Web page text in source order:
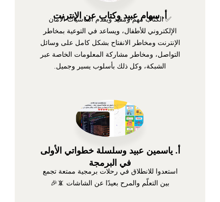
أ. سهام عبيد وكتاب عن الإنترنت
✅ الكتاب مهم ومفيد ويقدم أساسيات الأمان
الإلكتروني للأطفال، ويساعد في التوعية بمخاطر
الإنترنت ومخاطر الانفتاح بشكل كامل على وسائل
التواصل، ومخاطر مشاركة المعلومات الخاصة عبر
الشبكة، وكل ذلك بأسلوب يسير وجميل.
أ. ياسمين عبيد وسلسلة خطواتي الأولى
في البرمجة
استعدوا للانطلاق في رحلات برمجية ممتعة تجمع
بين التعلّم والمرح بعيدًا عن الشاشات 📵🎉